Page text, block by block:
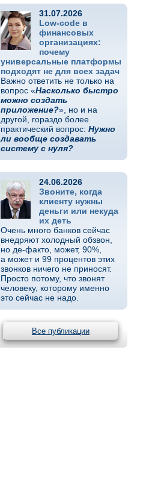
31.07.2026
Low-code в
финансовых
организациях:
почему
универсальные платформы
подходят не для всех задач
Важно ответить не только на
вопрос «Насколько быстро
можно создать
приложение?», но и на
другой, гораздо более
практический вопрос:Нужно
ли вообще создавать
систему с нуля?
24.06.2026
Звоните, когда
клиенту нужны
деньги или некуда
их деть
Очень много банков сейчас
внедряют холодный обзвон,
но де-факто, может, 90%,
а может и 99 процентов этих
звонков ничего не приносят.
Просто потому, что звонят
человеку, которому именно
это сейчас не надо.
Все публикации